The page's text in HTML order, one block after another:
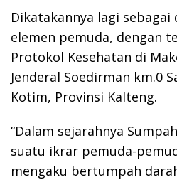
Dikatakannya lagi
elemen pemuda, dengan
Protokol Kesehatan di
Jenderal Soedirman km.0
Kotim, Provinsi Kalteng.
“Dalam sejarahnya
suatu ikrar pemuda-
mengaku bertumpah